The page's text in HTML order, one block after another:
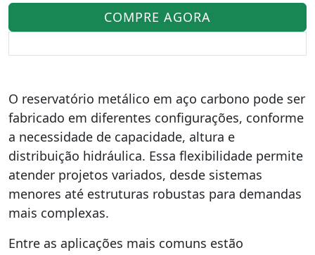
COMPRE AGORA
O reservatório metálico em aço carbono pode ser
fabricado em diferentes configurações, conforme
a necessidade de capacidade, altura e
distribuição hidráulica. Essa flexibilidade permite
atender projetos variados, desde sistemas
menores até estruturas robustas para demandas
mais complexas.
Entre as aplicações mais comuns estão